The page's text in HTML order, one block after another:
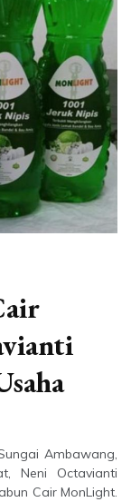
Ambawang,
Neni Octavianti
Cair MonLight.